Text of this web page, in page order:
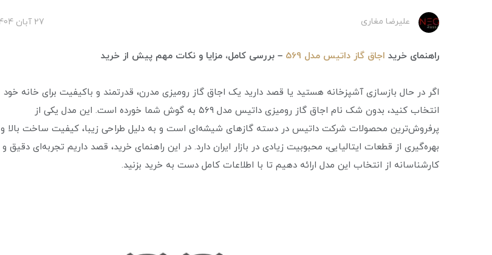
علیرضا مغاری 27 آبان 1404
راهنمای خرید اجاق گاز داتیس مدل 569 – بررسی کامل، مزایا و نکات مهم پیش از خرید
اگر در حال بازسازی آشپزخانه هستید یا قصد دارید یک اجاق گاز رومیزی مدرن، قدرتمند و باکیفیت برای خانه خود
انتخاب کنید، بدون شک نام اجاق گاز رومیزی داتیس مدل ۵۶۹ به گوش شما خورده است. این مدل یکی از
پرفروش‌ترین محصولات شرکت داتیس در دسته گازهای شیشه‌ای است و به دلیل طراحی زیبا، کیفیت ساخت بالا و
بهره‌گیری از قطعات ایتالیایی، محبوبیت زیادی در بازار ایران دارد. در این راهنمای خرید، قصد داریم تجربه‌ای دقیق و
کارشناسانه از انتخاب این مدل ارائه دهیم تا با اطلاعات کامل دست به خرید بزنید.